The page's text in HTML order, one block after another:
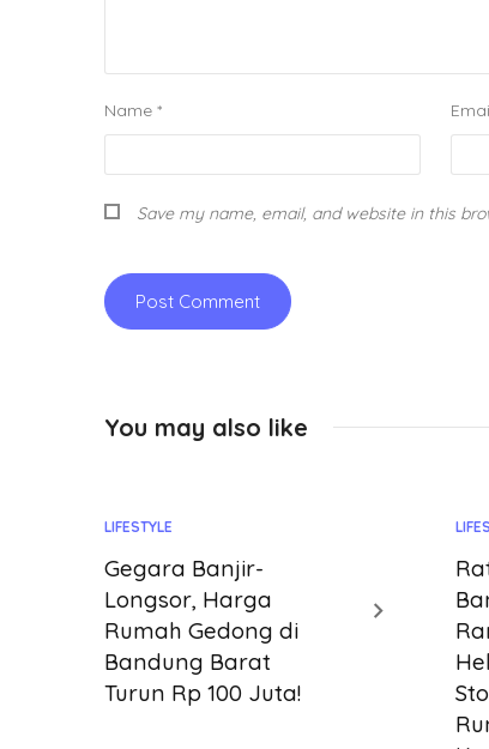
Name *
Save my name, email, and website in this
You may also like
LIFESTYLE
Gegara Banjir-
Longsor, Harga
Rumah Gedong di
Bandung Barat
Turun Rp 100 Juta!